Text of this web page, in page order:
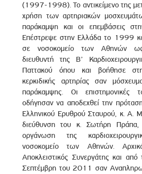
(1997-1998). Το αντικείμενο της
χρήση των αρτηριακών
παράκαμψη και οι επεμβάσεις
Επέστρεψε στην Ελλάδα το 1999
σε νοσοκομείο των Αθηνών
διευθυντή της Β’
Παττακού όπου και βοήθησε
κερκιδικής αρτηρίας σαν
παράκαμψης. Οι επιστημονικές
οδήγησαν να αποδεχθεί την
Ελληνικού Ερυθρού Σταυρού, κ. Α.
διεύθυνση του κ. Σωτήρη Πράπα,
οργάνωση της
νοσοκομείο των Αθηνών.
Αποκλειστικός Συνεργάτης και
Σεπτέμβρη του 2011 σαν